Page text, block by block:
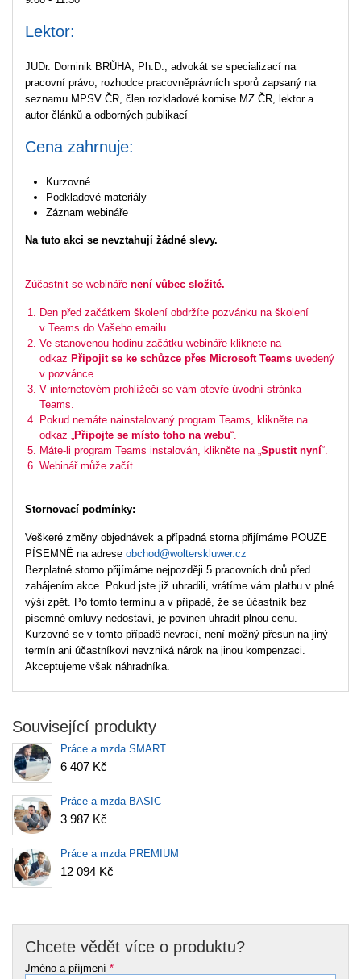
Lektor:
JUDr. Dominik BRŮHA, Ph.D., advokát se specializací na
pracovní právo, rozhodce pracovněprávních sporů zapsaný na
seznamu MPSV ČR, člen rozkladové komise MZ ČR, lektor a
autor článků a odborných publikací
Cena zahrnuje:
Kurzovné
Podkladové materiály
Záznam webináře
Na tuto akci se nevztahují žádné slevy.
Zúčastnit se webináře není vůbec složité.
Den před začátkem školení obdržíte pozvánku na školení
v Teams do Vašeho emailu.
Ve stanovenou hodinu začátku webináře kliknete na
odkaz Připojit se ke schůzce přes Microsoft Teams uvedený
v pozvánce.
V internetovém prohlížeči se vám otevře úvodní stránka
Teams.
Pokud nemáte nainstalovaný program Teams, klikněte na
odkaz „Připojte se místo toho na webu“.
Máte-li program Teams instalován, klikněte na „Spustit nyní“.
Webinář může začít.
Stornovací podmínky:
Veškeré změny objednávek a případná storna přijímáme POUZE
PÍSEMNĚ na adrese obchod@wolterskluwer.cz
Bezplatné storno přijímáme nejpozději 5 pracovních dnů před
zahájením akce. Pokud jste již uhradili, vrátíme vám platbu v plné
výši zpět. Po tomto termínu a v případě, že se účastník bez
písemné omluvy nedostaví, je povinen uhradit plnou cenu.
Kurzovné se v tomto případě nevrací, není možný přesun na jiný
termín ani účastníkovi nevzniká nárok na jinou kompenzaci.
Akceptujeme však náhradníka.
Související produkty
Práce a mzda SMART
6 407 Kč
Práce a mzda BASIC
3 987 Kč
Práce a mzda PREMIUM
12 094 Kč
Chcete vědět více o produktu?
Jméno a příjmení *